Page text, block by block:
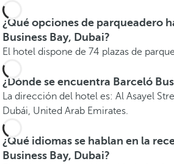
¿Qué opciones de parqueadero
Business Bay, Dubai?
El hotel dispone de 74 plazas de
¿Dónde se encuentra Barceló
La dirección del hotel es: Al Asayel
Dubái, United Arab Emirates.
¿Qué idiomas se hablan en la
Business Bay, Dubai?